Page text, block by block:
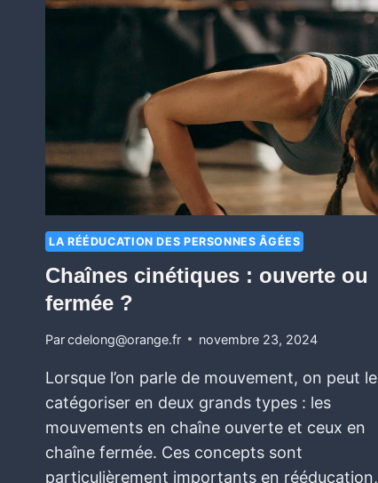
LA RÉÉDUCATION DES PERSONNES ÂGÉES
Chaînes cinétiques : ouverte ou
fermée ?
Parcdelong@orange.fr novembre 23, 2024
Lorsque l’on parle de mouvement, on peut le
catégoriser en deux grands types : les
mouvements en chaîne ouverte et ceux en
chaîne fermée. Ces concepts sont
particulièrement importants en rééducation,